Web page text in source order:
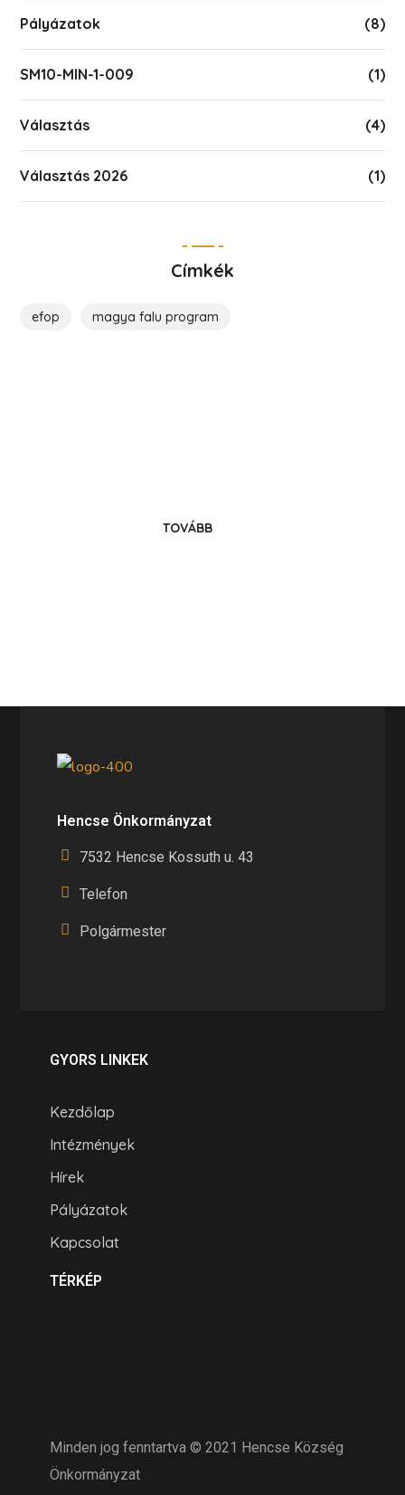
Pályázatok (8)
SM10-MIN-1-009 (1)
Választás (4)
Választás 2026 (1)
Címkék
efop magya falu program
TOVÁBB
Hencse Önkormányzat
7532 Hencse Kossuth u. 43
Telefon
Polgármester
GYORS LINKEK
Kezdőlap
Intézmények
Hírek
Pályázatok
Kapcsolat
TÉRKÉP
Minden jog fenntartva © 2021 Hencse Község
Önkormányzat